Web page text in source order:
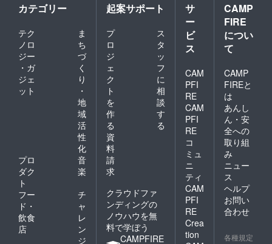
カテゴリー
テク
ノロ
ジー
・ガ
ジェ
ット
ま
ち
づ
く
り
・
地
域
活
性
化
プロ
ダク
ト
音
楽
フー
ド・
飲食
店
チ
ャ
レ
ン
ジ
起案サポート
プ
ロ
ジ
ェ
ク
ト
を
作
る
ス
タ
ッ
フ
に
相
談
す
る
資
料
請
求
クラウドファ
ンディングの
ノウハウを無
料で学ぼう
CAMPFIRE
サ
ー
ビ
ス
CAM
PFI
RE
CAM
PFI
RE
コ
ミュ
ニ
ティ
CAM
PFI
RE
Crea
tion
CAMP
FIRE
につい
て
CAMP
FIREと
は
あんし
ん・安
全への
取り組
み
ニュー
ス
ヘルプ
お問い
合わせ
各種規定